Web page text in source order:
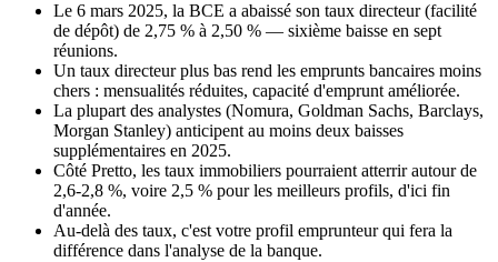
Le 6 mars 2025, la BCE a abaissé son taux directeur (facilité
de dépôt) de 2,75 % à 2,50 % — sixième baisse en sept
réunions.
Un taux directeur plus bas rend les emprunts bancaires moins
chers : mensualités réduites, capacité d'emprunt améliorée.
La plupart des analystes (Nomura, Goldman Sachs, Barclays,
Morgan Stanley) anticipent au moins deux baisses
supplémentaires en 2025.
Côté Pretto, les taux immobiliers pourraient atterrir autour de
2,6-2,8 %, voire 2,5 % pour les meilleurs profils, d'ici fin
d'année.
Au-delà des taux, c'est votre profil emprunteur qui fera la
différence dans l'analyse de la banque.